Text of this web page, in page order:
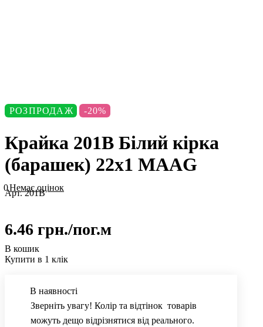
РОЗПРОДАЖ -20%
Крайка 201В Білий кірка
(барашек) 22х1 MАAG
0Немає оцінок
Арт.201В
6.46 грн./пог.м
В кошик
Купити в 1 клік
В наявності
Зверніть увагу! Колір та відтінок товарів
можуть дещо відрізнятися від реального.